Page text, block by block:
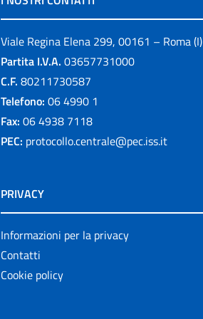
Viale Regina Elena 299, 00161 – Roma (I)
Partita I.V.A. 03657731000
C.F. 80211730587
Telefono: 06 4990 1
Fax: 06 4938 7118
PEC: protocollo.centrale@pec.iss.it
PRIVACY
Informazioni per la privacy
Contatti
Cookie policy